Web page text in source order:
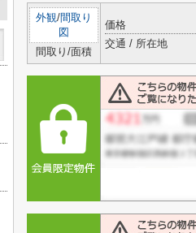
外観/間取り
図
間取り/面積
価格
交通 / 所在地